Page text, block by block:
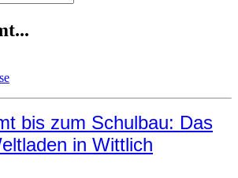
bis zum Schulbau: Das
in Wittlich